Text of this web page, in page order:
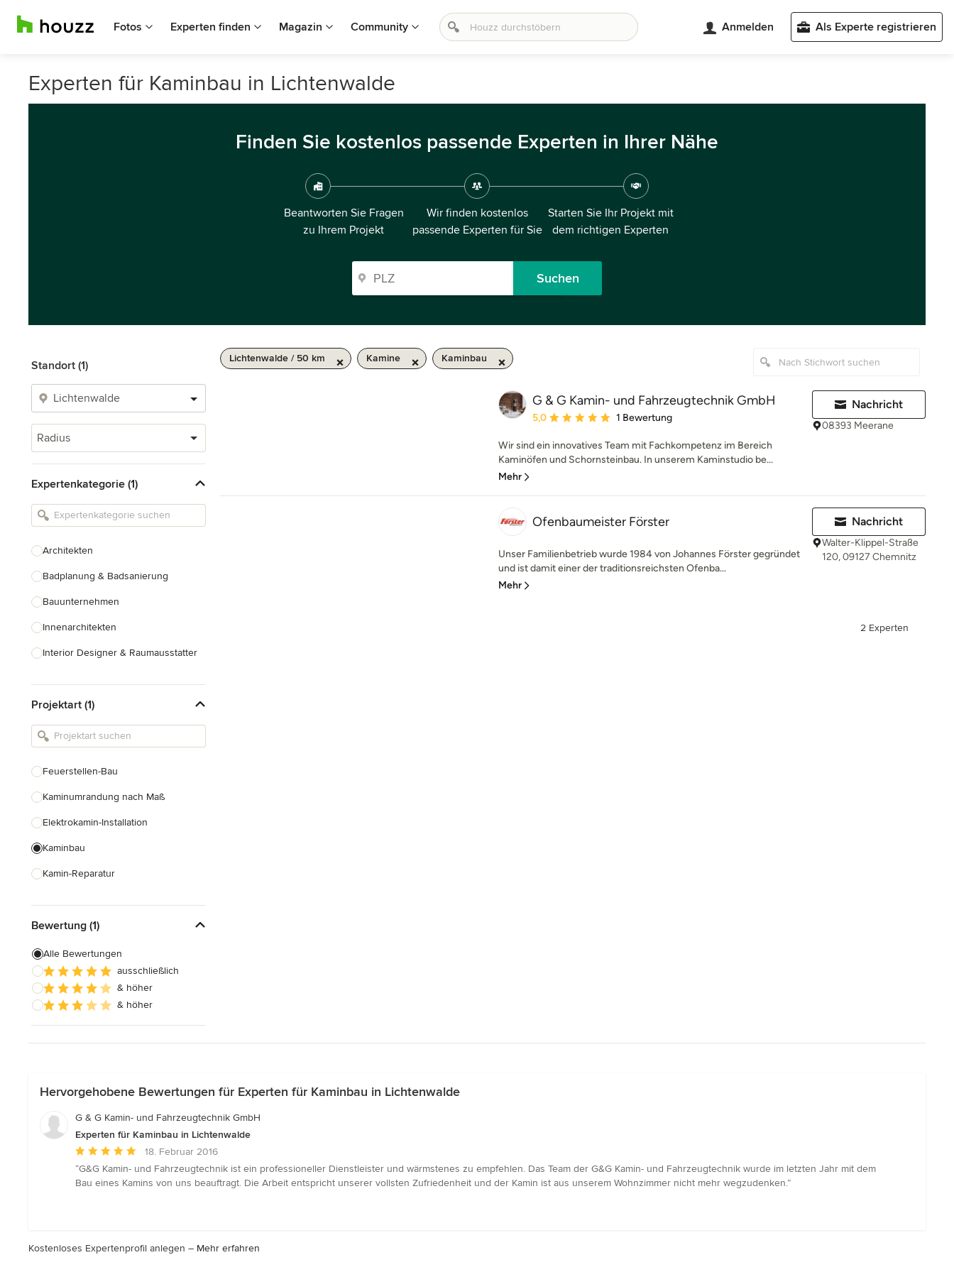
Fotos Experten finden Magazin Community Anmelden Als Experte registrieren
Experten für Kaminbau in Lichtenwalde
Finden Sie kostenlos passende Experten in Ihrer Nähe
Beantworten Sie Fragen
zu Ihrem Projekt
Wir finden kostenlos
passende Experten für Sie
Starten Sie Ihr Projekt mit
dem richtigen Experten
Suchen
Standort (1)
Radius
Expertenkategorie (1)
Architekten
Badplanung & Badsanierung
Bauunternehmen
Innenarchitekten
Interior Designer & Raumausstatter
Landschaftsarchitekten
Armaturen & Sanitärbedarf
Projektart (1)
Feuerstellen-Bau
Kaminumrandung nach Maß
Elektrokamin-Installation
Kaminbau
Kamin-Reparatur
Gartenkamin-Bau
Schornsteinbau
Alle anzeigen
Bewertung (1)
Alle Bewertungen
ausschließlich
& höher
& höher
Lichtenwalde / 50 km Kamine Kaminbau
G & G Kamin- und Fahrzeugtechnik GmbH
Durchschnittliche Bewertung: 5 von 5 Sternen
5,0 1 Bewertung
Wir sind ein innovatives Team mit Fachkompetenz im Bereich
Kaminöfen und Schornsteinbau. In unserem Kaminstudio be...
Mehr
Nachricht
08393 Meerane
Ofenbaumeister Förster
Unser Familienbetrieb wurde 1984 von Johannes Förster gegründet
und ist damit einer der traditionsreichsten Ofenba...
Mehr
Nachricht
Walter-Klippel-Straße
120, 09127 Chemnitz
2 Experten
Hervorgehobene Bewertungen für Experten für Kaminbau in Lichtenwalde
G & G Kamin- und Fahrzeugtechnik GmbH
Experten für Kaminbau in Lichtenwalde
Durchschnittliche
Bewertung:
5
18. Februar 2016
“G&G Kamin- und Fahrzeugtechnik ist ein professioneller Dienstleister und wärmstenes zu empfehlen. Das Team der G&G Kamin- und Fahrzeugtechnik wurde im letzten Jahr mit dem
Bau eines Kamins von uns beauftragt. Die Arbeit entspricht unserer vollsten Zufriedenheit und der Kamin ist aus unserem Wohnzimmer nicht mehr wegzudenken.”
Kostenloses Expertenprofil anlegen – Mehr erfahren